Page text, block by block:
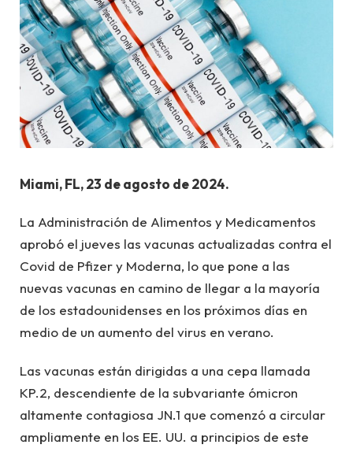
Miami, FL, 23 de agosto de 2024.
La Administración de Alimentos y Medicamentos
aprobó el jueves las vacunas actualizadas contra el
Covid de Pfizer y Moderna, lo que pone a las
nuevas vacunas en camino de llegar a la mayoría
de los estadounidenses en los próximos días en
medio de un aumento del virus en verano.
Las vacunas están dirigidas a una cepa llamada
KP.2, descendiente de la subvariante ómicron
altamente contagiosa JN.1 que comenzó a circular
ampliamente en los EE. UU. a principios de este